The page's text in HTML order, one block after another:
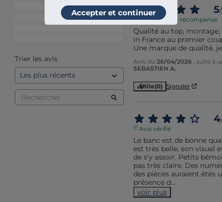
Accepter et continuer
11
1
0
0
Trier les avis
5/
Avis vérifié et récompensé
Qualité au top,
in France au premier
Une marque de qualité,
Avis du 26/04/2026
, suite à
SEBASTIEN A.
Utile(0) Signaler
4
Avis vérifié
Le banc est de bonne
est très belle, son visuel
de s'y assoir. Petits
pas très claire. Des
des pièces auraient étés
présence d...
voir plus